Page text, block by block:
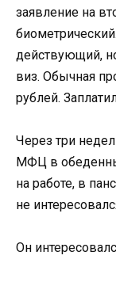
заявление на
действующий,
виз. Обычная
рублей.
Через три
МФЦ в
на работе, в
не
Он